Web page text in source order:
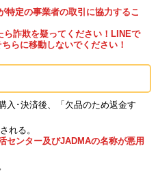
特定の事業者の取引に協力するこ
ら詐欺を疑ってください！LINEで
らに移動しないでください！
入･決済後、「欠品のため返金す
れる。
センター及びJADMAの名称が悪用